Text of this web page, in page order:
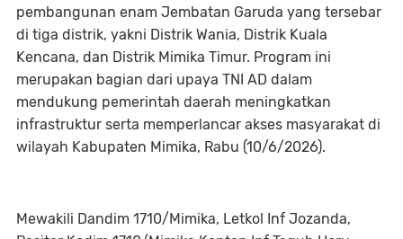
pembangunan enam Jembatan Garuda yang tersebar
di tiga distrik, yakni Distrik Wania, Distrik Kuala
Kencana, dan Distrik Mimika Timur. Program ini
merupakan bagian dari upaya TNI AD dalam
mendukung pemerintah daerah meningkatkan
infrastruktur serta memperlancar akses masyarakat di
wilayah Kabupaten Mimika, Rabu (10/6/2026).
Mewakili Dandim 1710/Mimika, Letkol Inf Jozanda,